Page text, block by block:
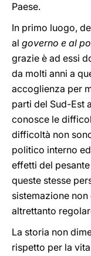
Paese.
In primo luogo,
al governo e al
grazie è ad essi
da molti anni a
accoglienza per
parti del Sud-Est
conosce le
difficoltà non
politico interno
effetti del
queste stesse
sistemazione
altrettanto
La storia non
rispetto per la